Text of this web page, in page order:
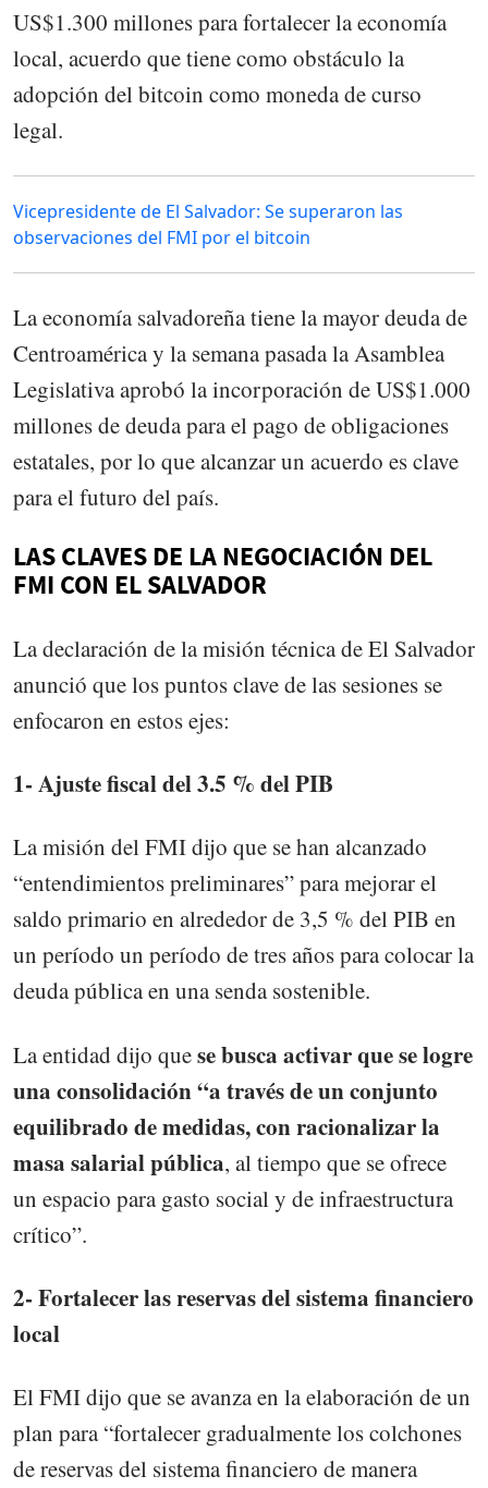
US$1.300 millones para fortalecer la economía
local, acuerdo que tiene como obstáculo la
adopción del bitcoin como moneda de curso
legal.
Vicepresidente de El Salvador: Se superaron las
observaciones del FMI por el bitcoin
La economía salvadoreña tiene la mayor deuda de
Centroamérica y la semana pasada la Asamblea
Legislativa aprobó la incorporación de US$1.000
millones de deuda para el pago de obligaciones
estatales, por lo que alcanzar un acuerdo es clave
para el futuro del país.
LAS CLAVES DE LA NEGOCIACIÓN DEL
FMI CON EL SALVADOR
La declaración de la misión técnica de El Salvador
anunció que los puntos clave de las sesiones se
enfocaron en estos ejes:
1- Ajuste fiscal del 3.5 % del PIB
La misión del FMI dijo que se han alcanzado
“entendimientos preliminares” para mejorar el
saldo primario en alrededor de 3,5 % del PIB en
un período un período de tres años para colocar la
deuda pública en una senda sostenible.
La entidad dijo quese busca activar que se logre
una consolidación “a través de un conjunto
equilibrado de medidas, con racionalizar la
masa salarial pública, al tiempo que se ofrece
un espacio para gasto social y de infraestructura
crítico”.
2- Fortalecer las reservas del sistema financiero
local
El FMI dijo que se avanza en la elaboración de un
plan para “fortalecer gradualmente los colchones
de reservas del sistema financiero de manera